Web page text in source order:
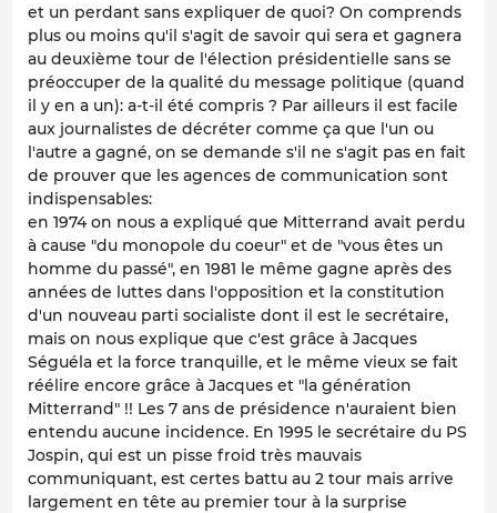
et un perdant sans expliquer de quoi? On comprends
plus ou moins qu'il s'agit de savoir qui sera et gagnera
au deuxième tour de l'élection présidentielle sans se
préoccuper de la qualité du message politique (quand
il y en a un): a-t-il été compris ? Par ailleurs il est facile
aux journalistes de décréter comme ça que l'un ou
l'autre a gagné, on se demande s'il ne s'agit pas en fait
de prouver que les agences de communication sont
indispensables:
en 1974 on nous a expliqué que Mitterrand avait perdu
à cause "du monopole du coeur" et de "vous êtes un
homme du passé", en 1981 le même gagne après des
années de luttes dans l'opposition et la constitution
d'un nouveau parti socialiste dont il est le secrétaire,
mais on nous explique que c'est grâce à Jacques
Séguéla et la force tranquille, et le même vieux se fait
réélire encore grâce à Jacques et "la génération
Mitterrand" !! Les 7 ans de présidence n'auraient bien
entendu aucune incidence. En 1995 le secrétaire du PS
Jospin, qui est un pisse froid très mauvais
communiquant, est certes battu au 2 tour mais arrive
largement en tête au premier tour à la surprise